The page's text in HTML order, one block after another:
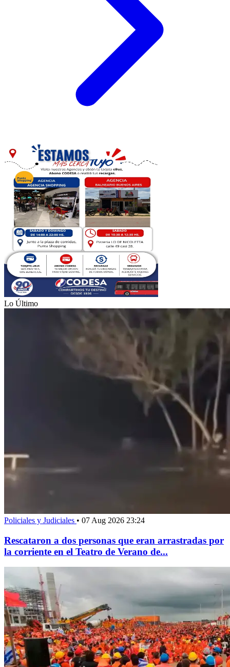
Lo Último
Policiales y Judiciales • 07 Aug 2026 23:24
Rescataron a dos personas que eran arrastradas por
la corriente en el Teatro de Verano de...